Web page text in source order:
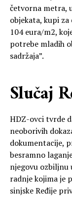
četvorna metra,
objekata, kupi
104 eura/m2,
potrebe mladih
sadržaja”.
Slučaj
HDZ-ovci tvrde
neoborivih
dokumentacije,
besramno
njegovu ozbiljnu
radnje kojima je
sinjske Ređije